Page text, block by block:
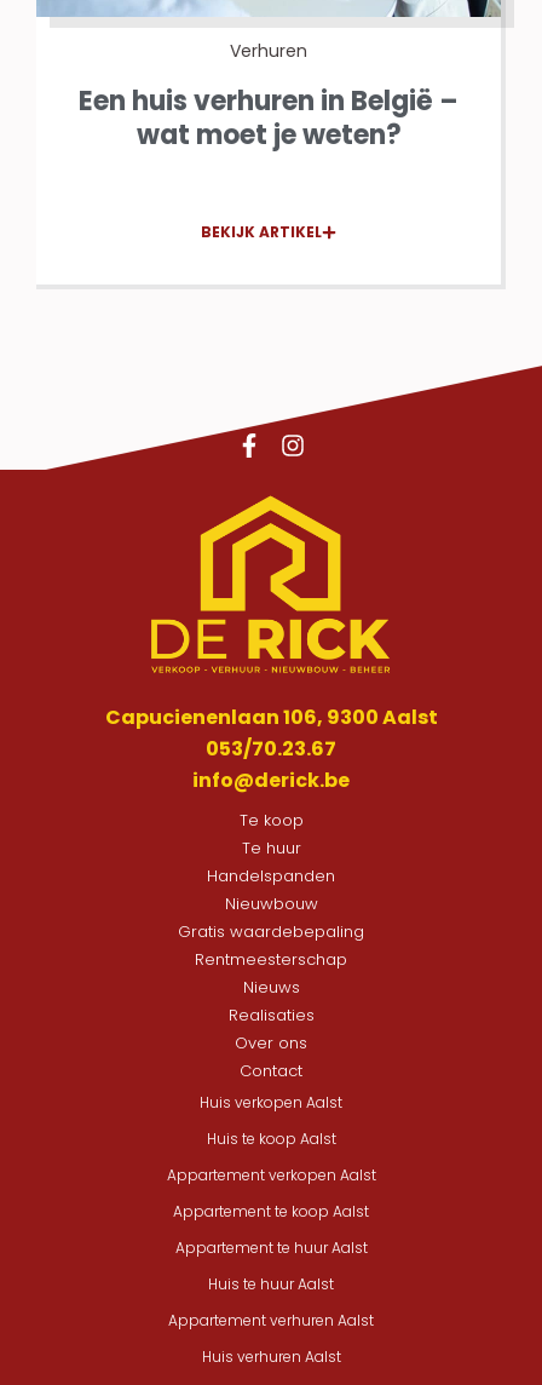
Verhuren
Een huis verhuren in België –
wat moet je weten?
BEKIJK ARTIKEL
Capucienenlaan 106, 9300 Aalst
053/70.23.67
info@derick.be
Te koop
Te huur
Handelspanden
Nieuwbouw
Gratis waardebepaling
Rentmeesterschap
Nieuws
Realisaties
Over ons
Contact
Huis verkopen Aalst
Huis te koop Aalst
Appartement verkopen Aalst
Appartement te koop Aalst
Appartement te huur Aalst
Huis te huur Aalst
Appartement verhuren Aalst
Huis verhuren Aalst